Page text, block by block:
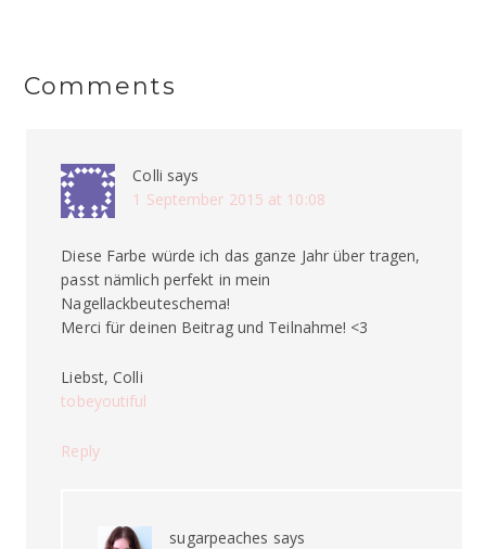
Comments
Colli says
1 September 2015 at 10:08
Diese Farbe würde ich das ganze Jahr über tragen,
passt nämlich perfekt in mein
Nagellackbeuteschema!
Merci für deinen Beitrag und Teilnahme! <3
Liebst, Colli
tobeyoutiful
Reply
sugarpeaches says